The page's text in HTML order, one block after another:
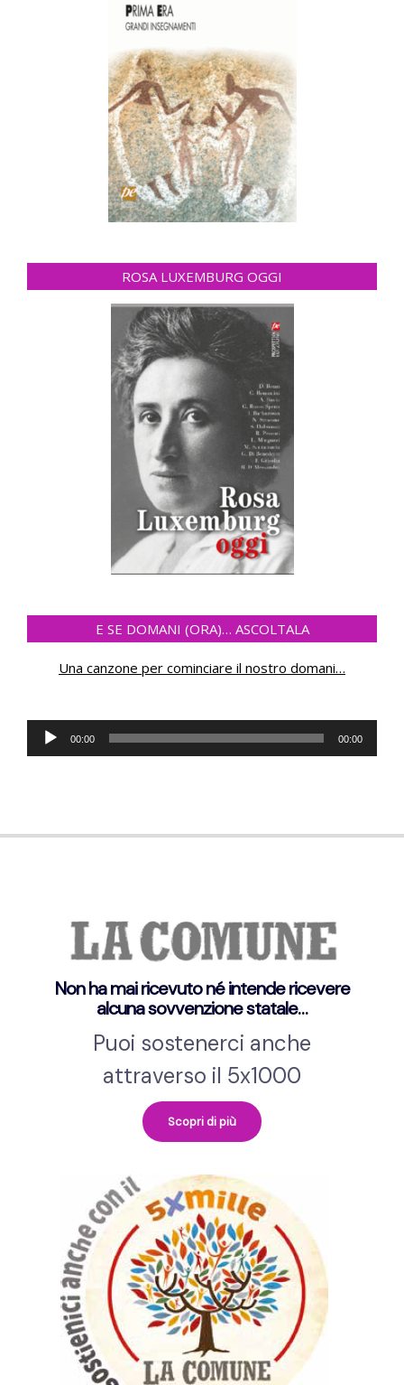
ROSA LUXEMBURG OGGI
E SE DOMANI (ORA)… ASCOLTALA
Una canzone per cominciare il nostro domani…
Audio
Player
00:00 00:00
Non ha mai ricevuto né intende ricevere
alcuna sovvenzione statale…
Puoi sostenerci anche
attraverso il 5x1000
Scopri di più